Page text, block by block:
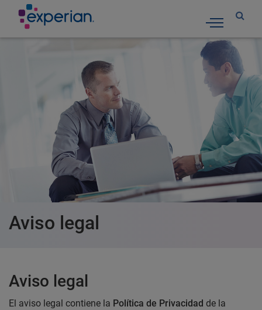
Toggle
Aviso legal
Aviso legal
El aviso legal contiene la Política de Privacidad de la